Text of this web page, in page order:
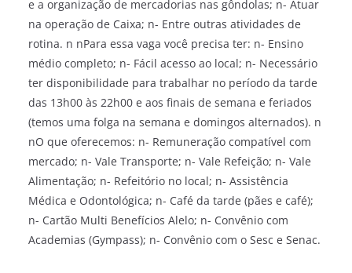
e a organização de mercadorias nas gôndolas; n- Atuar
na operação de Caixa; n- Entre outras atividades de
rotina. n nPara essa vaga você precisa ter: n- Ensino
médio completo; n- Fácil acesso ao local; n- Necessário
ter disponibilidade para trabalhar no período da tarde
das 13h00 às 22h00 e aos finais de semana e feriados
(temos uma folga na semana e domingos alternados). n
nO que oferecemos: n- Remuneração compatível com
mercado; n- Vale Transporte; n- Vale Refeição; n- Vale
Alimentação; n- Refeitório no local; n- Assistência
Médica e Odontológica; n- Café da tarde (pães e café);
n- Cartão Multi Benefícios Alelo; n- Convênio com
Academias (Gympass); n- Convênio com o Sesc e Senac.